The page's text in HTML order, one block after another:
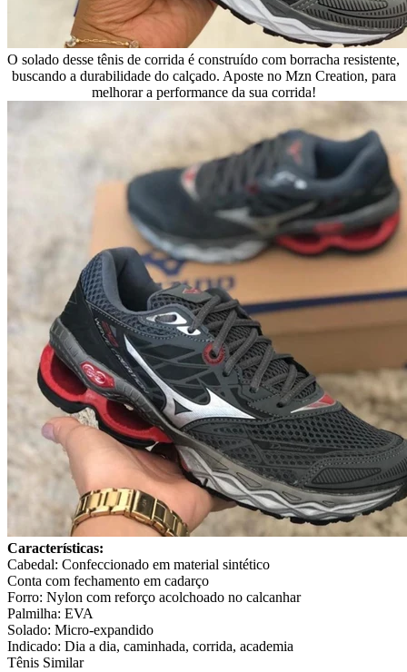
O solado desse tênis de corrida é construído com borracha resistente,
buscando a durabilidade do calçado. Aposte no Mzn Creation, para
melhorar a performance da sua corrida!
Características:
Cabedal: Confeccionado em material sintético
Conta com fechamento em cadarço
Forro: Nylon com reforço acolchoado no calcanhar
Palmilha: EVA
Solado: Micro-expandido
Indicado: Dia a dia, caminhada, corrida, academia
Tênis Similar